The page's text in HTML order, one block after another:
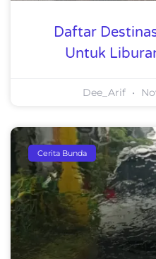
Daftar
Untuk
Dee_Arif
Cerita Bunda